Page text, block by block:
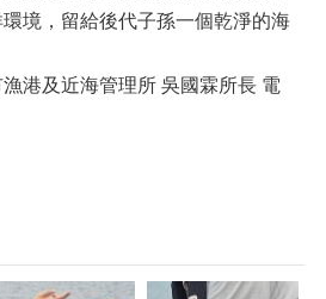
境，留給後代子孫一個乾淨的海
港及近海管理所 吳國霖所長 電